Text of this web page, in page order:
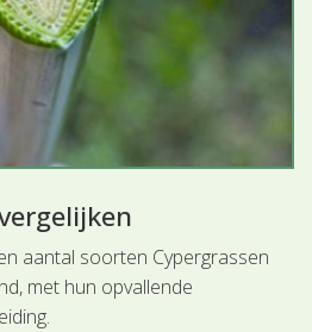
aantal soorten Cypergrassen
met hun opvallende